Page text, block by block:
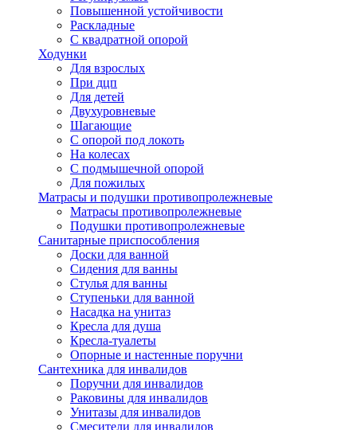
Повышенной устойчивости
Раскладные
С квадратной опорой
Ходунки
Для взрослых
При дцп
Для детей
Двухуровневые
Шагающие
С опорой под локоть
На колесах
С подмышечной опорой
Для пожилых
Матрасы и подушки противопролежневые
Матрасы противопролежневые
Подушки противопролежневые
Санитарные приспособления
Доски для ванной
Сидения для ванны
Стулья для ванны
Ступеньки для ванной
Насадка на унитаз
Кресла для душа
Кресла-туалеты
Опорные и настенные поручни
Сантехника для инвалидов
Поручни для инвалидов
Раковины для инвалидов
Унитазы для инвалидов
Смесители для инвалидов